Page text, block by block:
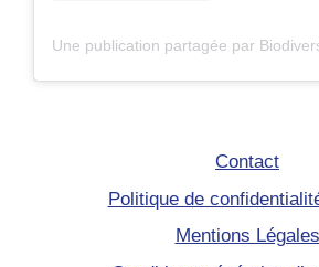
Contact
Politique de
Mentions Légales